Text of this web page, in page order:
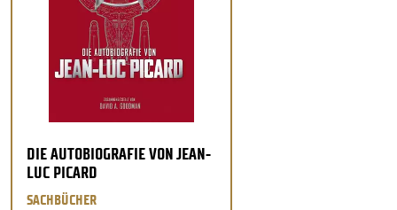
DIE AUTOBIOGRAFIE VON JEAN-
LUC PICARD
SACHBÜCHER